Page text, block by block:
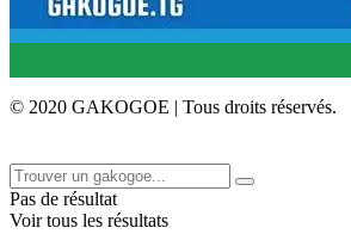
© 2020 GAKOGOE | Tous droits réservés.
Pas de résultat
Voir tous les résultats